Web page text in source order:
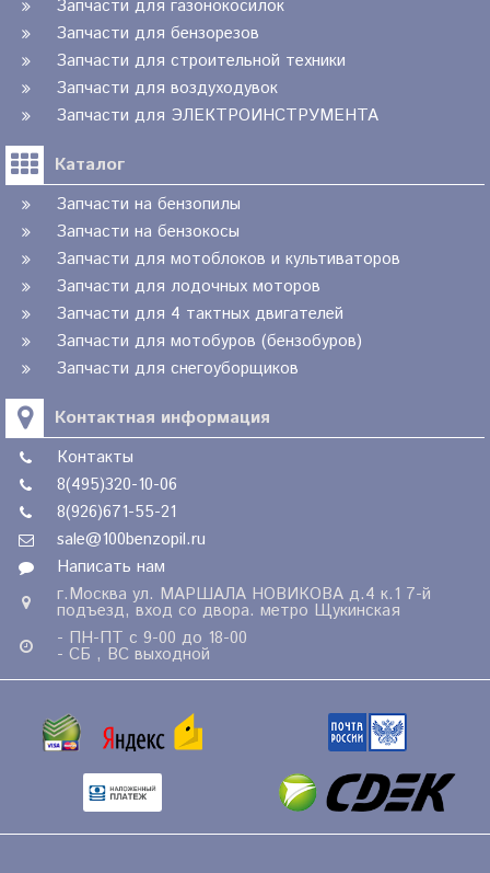
Запчасти для газонокосилок
Запчасти для бензорезов
Запчасти для строительной техники
Запчасти для воздуходувок
Запчасти для ЭЛЕКТРОИНСТРУМЕНТА
Каталог
Запчасти на бензопилы
Запчасти на бензокосы
Запчасти для мотоблоков и культиваторов
Запчасти для лодочных моторов
Запчасти для 4 тактных двигателей
Запчасти для мотобуров (бензобуров)
Запчасти для снегоуборщиков
Контактная информация
Контакты
8(495)320-10-06
8(926)671-55-21
sale@100benzopil.ru
Написать нам
г.Москва ул. МАРШАЛА НОВИКОВА д.4 к.1 7-й
подъезд, вход со двора. метро Щукинская
- ПН-ПТ с 9-00 до 18-00
- СБ , ВС выходной